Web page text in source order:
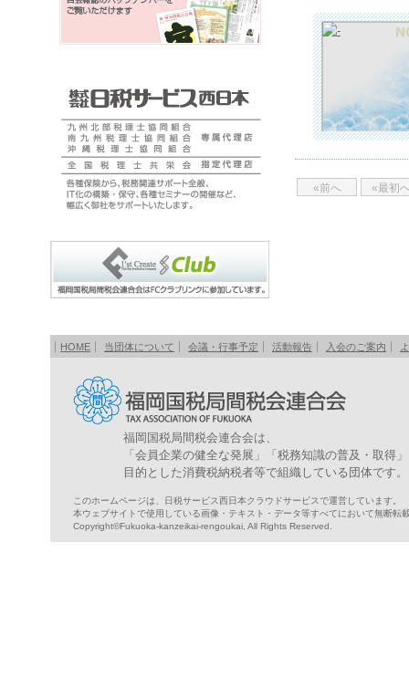
«前へ «最初
HOME 当団体について 会議・行事予定 活動報告 入会のご案内
福岡国税局間税会連合会は、
「会員企業の健全な発展」「税務知識の普及・取得
目的とした消費税納税者等で組織している団体です。
このホームページは、日税サービス西日本クラウドサービスで運営しています。
本ウェブサイトで使用している画像・テキスト・データ等すべてにおいて無断転
Copyright©Fukuoka-kanzeikai-rengoukai, All Rights Reserved.